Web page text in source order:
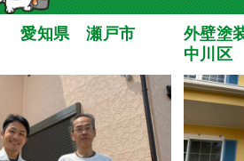
愛知県 瀬戸市
外壁
中川区